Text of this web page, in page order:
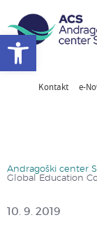
Kontakt e-
Andragoški center
Global Education
10. 9. 2019
Open toolbar